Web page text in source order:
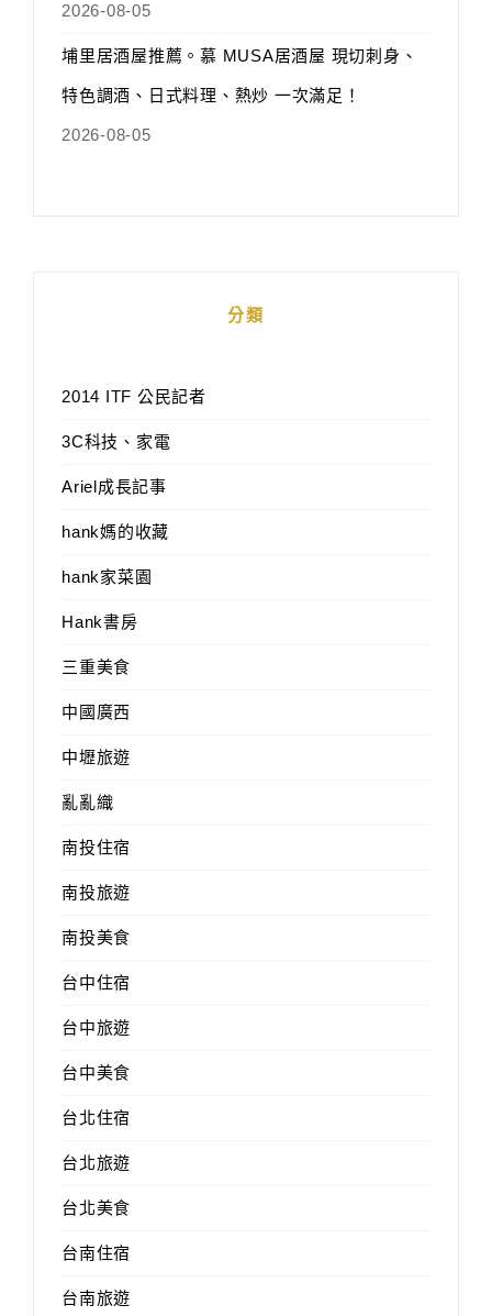
2026-08-05
埔里居酒屋推薦。慕 MUSA居酒屋 現切刺身、
特色調酒、日式料理、熱炒 一次滿足！
2026-08-05
分類
2014 ITF 公民記者
3C科技、家電
Ariel成長記事
hank媽的收藏
hank家菜園
Hank書房
三重美食
中國廣西
中壢旅遊
亂亂織
南投住宿
南投旅遊
南投美食
台中住宿
台中旅遊
台中美食
台北住宿
台北旅遊
台北美食
台南住宿
台南旅遊